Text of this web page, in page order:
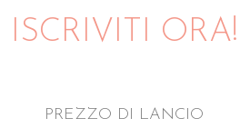
ISCRIVITI ORA!
PREZZO DI LANCIO